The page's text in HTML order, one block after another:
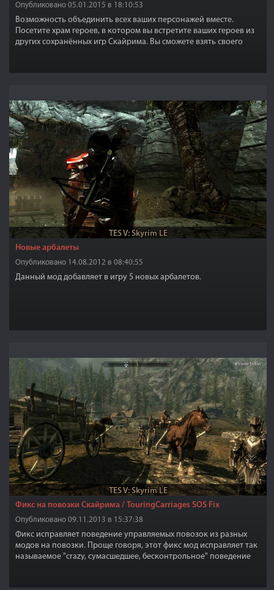
Опубликовано 05.01.2015 в 18:10:53
Возможность объединить всех ваших персонажей вместе.
Посетите храм героев, в котором вы встретите ваших героев из
других сохранённых игр Скайрима. Вы сможете взять своего
TES V: Skyrim LE
Новые арбалеты
Опубликовано 14.08.2012 в 08:40:55
Данный мод добавляет в игру 5 новых арбалетов.
TES V: Skyrim LE
Фикс на повозки Скайрима / TouringCarriages SOS Fix
Опубликовано 09.11.2013 в 15:37:38
Фикс исправляет поведение управляемых повозок из разных
модов на повозки. Проще говоря, этот фикс мод исправляет так
называемое "crazy, сумасшедшее, бесконтрольное" поведение